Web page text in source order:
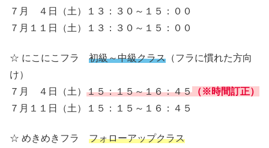
７月 ４日（土）１３：３０～１５：００
７月１１日（土）１３：３０～１５：００
☆ にこにこフラ 初級～中級クラス （フラに慣れた方向
け）
７月 ４日（土） １５：１５～１６：４５ （※時間訂正）
７月１１日（土）１５：１５～１６：４５
☆ めきめきフラ フォローアップクラス